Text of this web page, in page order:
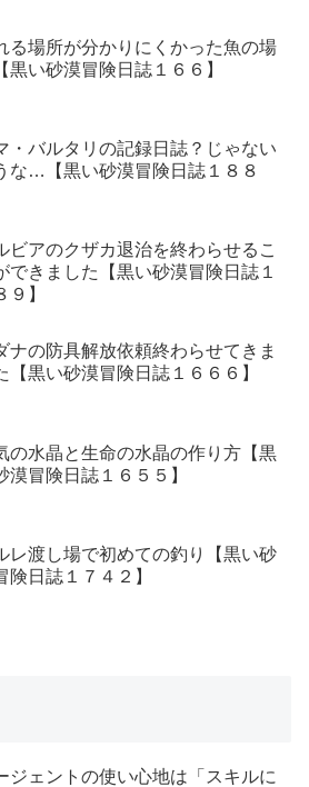
る場所が分かりにくかった魚の場
黒い砂漠冒険日誌１６６】
・バルタリの記録日誌？じゃない
な…【黒い砂漠冒険日誌１８８
ビアのクザカ退治を終わらせるこ
できました【黒い砂漠冒険日誌１
９】
ナの防具解放依頼終わらせてきま
【黒い砂漠冒険日誌１６６６】
の水晶と生命の水晶の作り方【黒
漠冒険日誌１６５５】
レ渡し場で初めての釣り【黒い砂
険日誌１７４２】
ジェントの使い心地は「スキルに